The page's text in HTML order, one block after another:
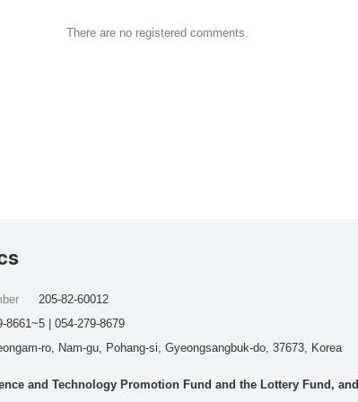
There are no registered comments.
ro, Nam-gu, Pohang-si, Gyeongsangbuk-do, 37673, Korea
205-82-60012
8661~5 | 054-279-8679
and Technology Promotion Fund and the Lottery Fund,